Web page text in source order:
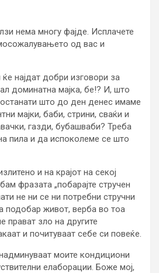
нема многу фајде. Исплачете
од вас и
најдат добри изговори за
доминатна мајка, бе!? И, што
што до ден денес имаме
мајки, баби, стрини, сваќи и
газди, бубашваби? Треба
пила и да испоколеме се што
и на крајот на секој
фразата „побарајте стручен
не ни се ни потребни стручни
подобар живот, верба во тоа
прават зло на другите
и почитуваат себе си повеќе.
моите кондициони
елаборации. Боже мој,